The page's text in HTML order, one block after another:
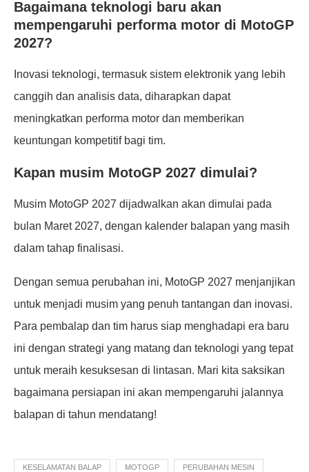
Bagaimana teknologi baru akan
mempengaruhi performa motor di MotoGP
2027?
Inovasi teknologi, termasuk sistem elektronik yang lebih
canggih dan analisis data, diharapkan dapat
meningkatkan performa motor dan memberikan
keuntungan kompetitif bagi tim.
Kapan musim MotoGP 2027 dimulai?
Musim MotoGP 2027 dijadwalkan akan dimulai pada
bulan Maret 2027, dengan kalender balapan yang masih
dalam tahap finalisasi.
Dengan semua perubahan ini, MotoGP 2027 menjanjikan
untuk menjadi musim yang penuh tantangan dan inovasi.
Para pembalap dan tim harus siap menghadapi era baru
ini dengan strategi yang matang dan teknologi yang tepat
untuk meraih kesuksesan di lintasan. Mari kita saksikan
bagaimana persiapan ini akan mempengaruhi jalannya
balapan di tahun mendatang!
KESELAMATAN BALAP MOTOGP PERUBAHAN MESIN